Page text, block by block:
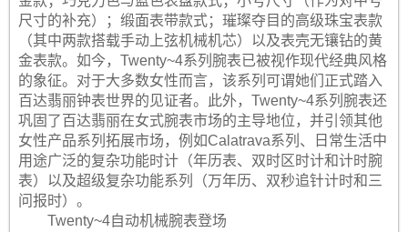
尺寸的补充）；缎面表带款式；璀璨夺目的高级珠宝表款
（其中两款搭载手动上弦机械机芯）以及表壳无镶钻的黄
金表款。如今，Twenty~4系列腕表已被视作现代经典风格
的象征。对于大多数女性而言，该系列可谓她们正式踏入
百达翡丽钟表世界的见证者。此外，Twenty~4系列腕表还
巩固了百达翡丽在女式腕表市场的主导地位，并引领其他
女性产品系列拓展市场，例如Calatrava系列、日常生活中
用途广泛的复杂功能时计（年历表、双时区时计和计时腕
表）以及超级复杂功能系列（万年历、双秒追针计时和三
问报时）。
Twenty~4自动机械腕表登场